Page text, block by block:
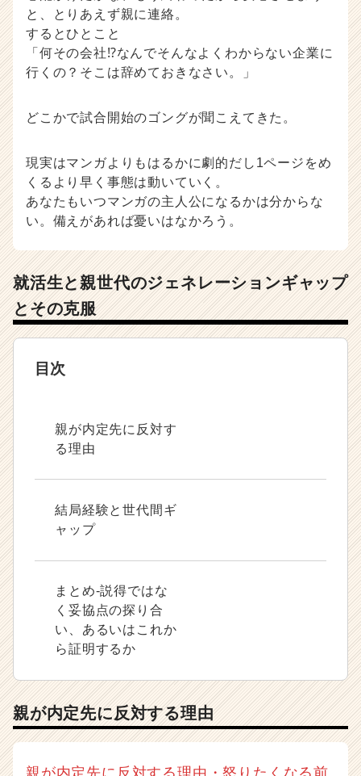
企
ら
ス
ウ
届
く
就
活
サ
イ
チ
e
r
e
と、とりあえず親に連絡。
するとひとこと
「何その会社⁉なんでそんなよくわからない企業に
行くの？そこは辞めておきなさい。」
どこかで試合開始のゴングが聞こえてきた。
現実はマンガよりもはるかに劇的だし1ページをめ
くるより早く事態は動いていく。
あなたもいつマンガの主人公になるかは分からな
い。備えがあれば憂いはなかろう。
就活生と親世代のジェネレーションギャップ
とその克服
目次
親が内定先に反対す
る理由
結局経験と世代間ギ
ャップ
まとめ-説得ではな
く妥協点の探り合
い、あるいはこれか
ら証明するか
親が内定先に反対する理由
親が内定先に反対する理由・怒りたくなる前